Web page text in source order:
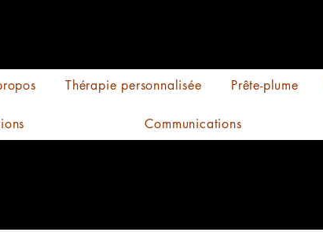
Thérapie personnalisée Prête-plume
Communications